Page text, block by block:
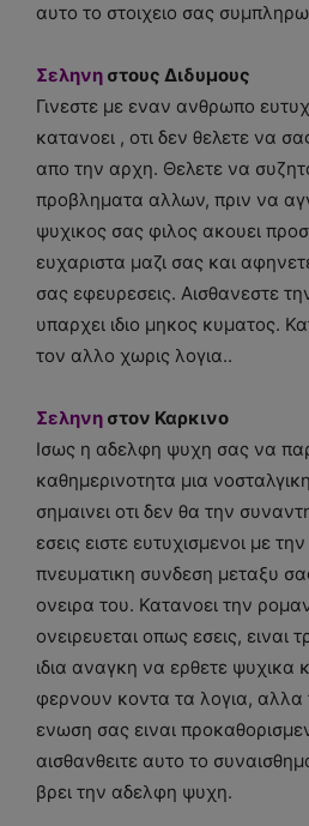
αυτο το στοιχειο σας
Σεληνη στους Διδυμους
Γινεστε με εναν ανθρωπο
κατανοει , οτι δεν θελετε να
απο την αρχη. Θελετε να
προβληματα αλλων, πριν να
ψυχικος σας φιλος ακουει
ευχαριστα μαζι σας και
σας εφευρεσεις. Αισθανεστε
υπαρχει ιδιο μηκος κυματος.
τον αλλο χωρις λογια..
Σεληνη στον Καρκινο
Ισως η αδελφη ψυχη σας να
καθημερινοτητα μια
σημαινει οτι δεν θα την
εσεις ειστε ευτυχισμενοι με
πνευματικη συνδεση μεταξυ
ονειρα του. Κατανοει την
ονειρευεται οπως εσεις, ειναι
ιδια αναγκη να ερθετε ψυχικα
φερνουν κοντα τα λογια, αλλα
ενωση σας ειναι
αισθανθειτε αυτο το
βρει την αδελφη ψυχη.